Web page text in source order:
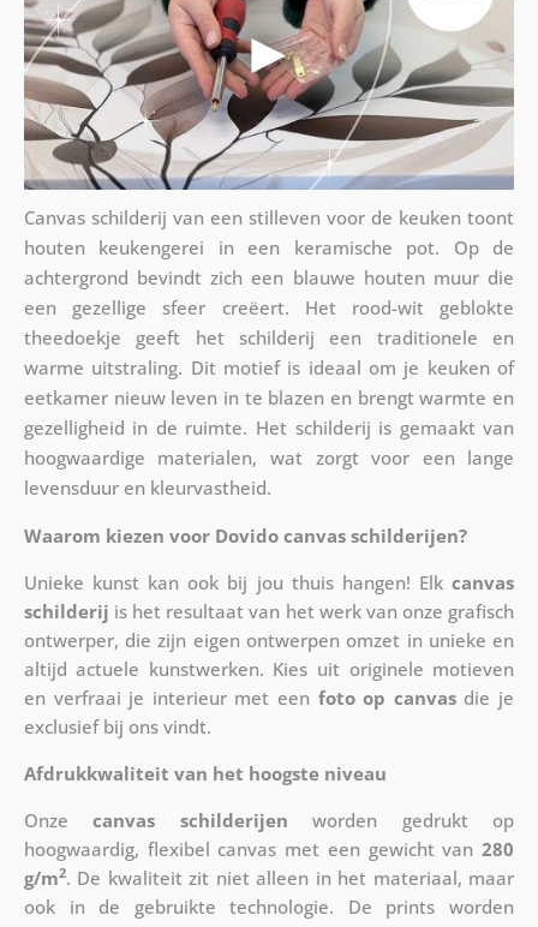
Canvas schilderij van een stilleven voor de keuken toont
houten keukengerei in een keramische pot. Op de
achtergrond bevindt zich een blauwe houten muur die
een gezellige sfeer creëert. Het rood-wit geblokte
theedoekje geeft het schilderij een traditionele en
warme uitstraling. Dit motief is ideaal om je keuken of
eetkamer nieuw leven in te blazen en brengt warmte en
gezelligheid in de ruimte. Het schilderij is gemaakt van
hoogwaardige materialen, wat zorgt voor een lange
levensduur en kleurvastheid.
Waarom kiezen voor Dovido canvas schilderijen?
Unieke kunst kan ook bij jou thuis hangen! Elkcanvas
schilderij is het resultaat van het werk van onze grafisch
ontwerper, die zijn eigen ontwerpen omzet in unieke en
altijd actuele kunstwerken. Kies uit originele motieven
en verfraai je interieur met een foto op canvasdie je
exclusief bij ons vindt.
Afdrukkwaliteit van het hoogste niveau
Onzecanvas schilderijen worden gedrukt op
hoogwaardig, flexibel canvas met een gewicht van280
g/m2. De kwaliteit zit niet alleen in het materiaal, maar
ook in de gebruikte technologie. De prints worden